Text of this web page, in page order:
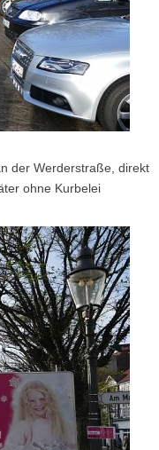
der Werderstraße, direkt
ohne Kurbelei